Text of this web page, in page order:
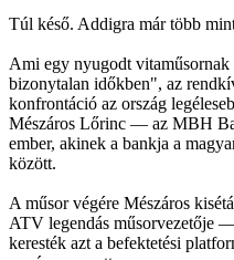
Túl késő. Addigra már több
Ami egy nyugodt
bizonytalan időkben", az
konfrontáció az ország
Mészáros Lőrinc — az MBH
ember, akinek a bankja a
között.
A műsor végére Mészáros
ATV legendás műsorvezetője
keresték azt a befektetési